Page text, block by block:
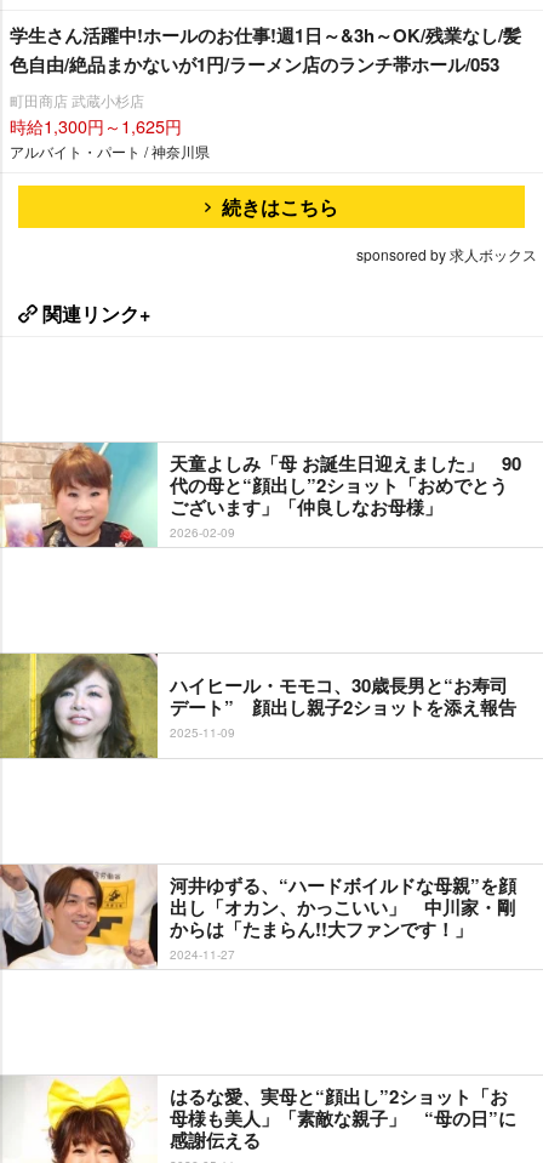
学生さん活躍中!ホールのお仕事!週1日～&3h～OK/残業なし/髪
色自由/絶品まかないが1円/ラーメン店のランチ帯ホール/053
町田商店 武蔵小杉店
時給1,300円～1,625円
アルバイト・パート / 神奈川県
続きはこちら
sponsored by 求人ボックス
関連リンク+
天童よしみ「母 お誕生日迎えました」 90
代の母と“顔出し”2ショット「おめでとう
ございます」「仲良しなお母様」
2026-02-09
ハイヒール・モモコ、30歳長男と“お寿司
デート” 顔出し親子2ショットを添え報告
2025-11-09
河井ゆずる、“ハードボイルドな母親”を顔
出し「オカン、かっこいい」 中川家・剛
からは「たまらん!!大ファンです！」
2024-11-27
はるな愛、実母と“顔出し”2ショット「お
母様も美人」「素敵な親子」 “母の日”に
感謝伝える